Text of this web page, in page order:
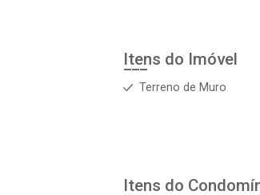
Itens do Imóvel
Terreno de Muro
Itens do